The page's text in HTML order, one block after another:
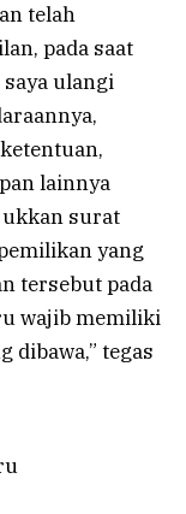
telah
pada saat
ulangi
lainnya
surat
yang
tersebut pada
wajib memiliki
dibawa,” tegas